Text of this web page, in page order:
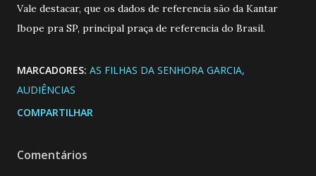
Vale destacar, que os dados de referencia são da Kantar
Ibope pra SP, principal praça de referencia do Brasil.
MARCADORES: AS FILHAS DA SENHORA GARCIA
AUDIÊNCIAS
COMPARTILHAR
Comentários